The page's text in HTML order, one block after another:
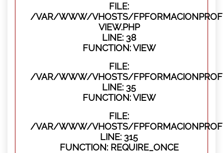
FILE:
/VAR/WWW/VHOSTS/
VIEW.PHP
LINE: 38
FUNCTION: VIEW
FILE:
/VAR/WWW/VHOSTS/
LINE: 35
FUNCTION: VIEW
FILE:
/VAR/WWW/VHOSTS/
LINE: 315
FUNCTION: REQUIRE_ONCE